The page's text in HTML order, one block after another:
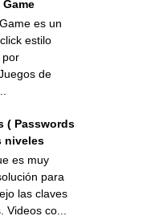
es un
estilo
por
de
( Passwords
niveles
es muy
para
las claves
co...